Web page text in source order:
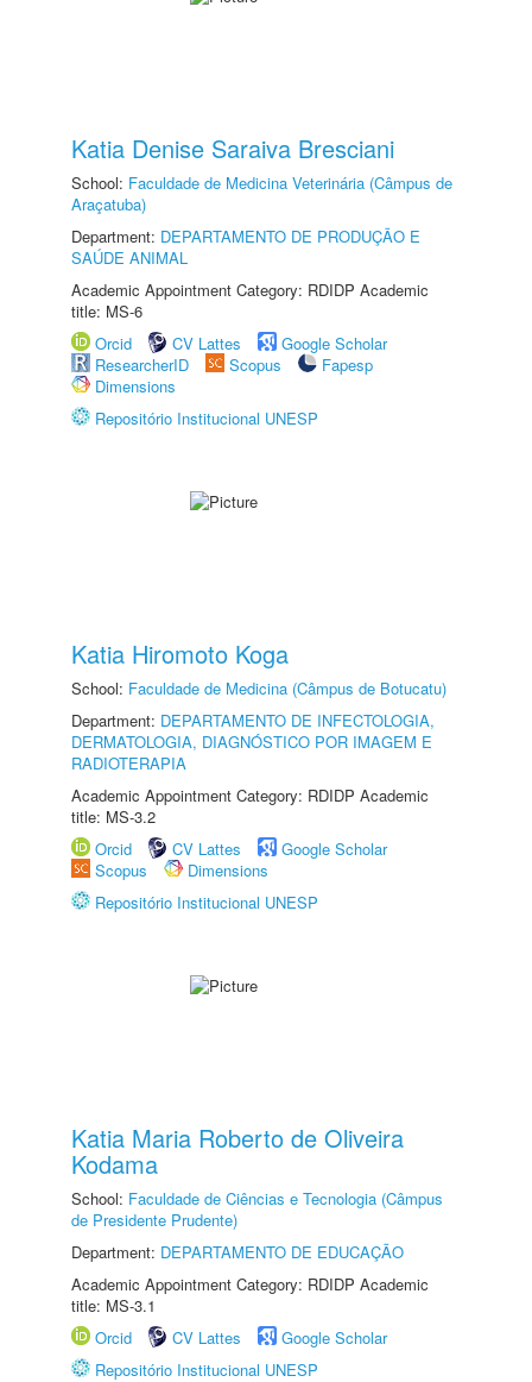
Katia Denise Saraiva Bresciani
School: Faculdade de Medicina Veterinária (Câmpus de
Araçatuba)
Department: DEPARTAMENTO DE PRODUÇÃO E
SAÚDE ANIMAL
Academic Appointment Category: RDIDP Academic
title: MS-6
Orcid
CV Lattes
Google Scholar
ResearcherID
Scopus
Fapesp
Dimensions
Repositório Institucional UNESP
Katia Hiromoto Koga
School: Faculdade de Medicina (Câmpus de Botucatu)
Department: DEPARTAMENTO DE INFECTOLOGIA,
DERMATOLOGIA, DIAGNÓSTICO POR IMAGEM E
RADIOTERAPIA
Academic Appointment Category: RDIDP Academic
title: MS-3.2
Orcid
CV Lattes
Google Scholar
Scopus
Dimensions
Repositório Institucional UNESP
Katia Maria Roberto de Oliveira
Kodama
School: Faculdade de Ciências e Tecnologia (Câmpus
de Presidente Prudente)
Department: DEPARTAMENTO DE EDUCAÇÃO
Academic Appointment Category: RDIDP Academic
title: MS-3.1
Orcid
CV Lattes
Google Scholar
Repositório Institucional UNESP